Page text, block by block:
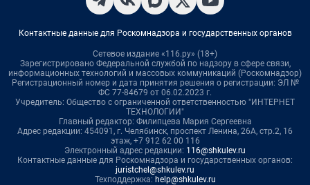
Контактные данные для Роскомнадзора и государственных органов
Сетевое издание «116.ру» (18+)
Зарегистрировано Федеральной службой по надзору в сфере связи,
информационных технологий и массовых коммуникаций (Роскомнадзор)
Регистрационный номер и дата принятия решения о регистрации: ЭЛ №
ФС 77-84679 от 06.02.2023 г.
Учредитель: Общество с ограниченной ответственностью "ИНТЕРНЕТ
ТЕХНОЛОГИИ"
Главный редактор: Филипцева Мария Сергеевна
Адрес редакции: 454091, г. Челябинск, проспект Ленина, 26А, стр.2, 16
этаж, +7 912 62 00 116
Электронный адрес редакции: 116@shkulev.ru
Контактные данные для Роскомнадзора и государственных органов:
juristchel@shkulev.ru
Техподдержка: help@shkulev.ru